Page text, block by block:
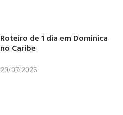
Roteiro de 1 dia em Dominica
no Caribe
20/07/2025